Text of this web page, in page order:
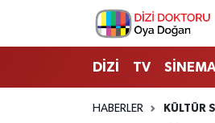
DİZİ TV SİNEMA
HABERLER KÜLTÜR
İstanbul Nöbetçi Eczaneler
İstanbul Hava Durumu